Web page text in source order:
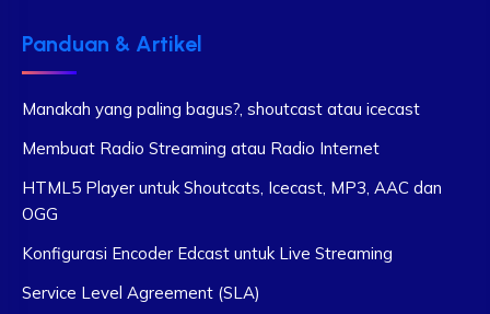
Panduan & Artikel
Manakah yang paling bagus?, shoutcast atau icecast
Membuat Radio Streaming atau Radio Internet
HTML5 Player untuk Shoutcats, Icecast, MP3, AAC dan
OGG
Konfigurasi Encoder Edcast untuk Live Streaming
Service Level Agreement (SLA)